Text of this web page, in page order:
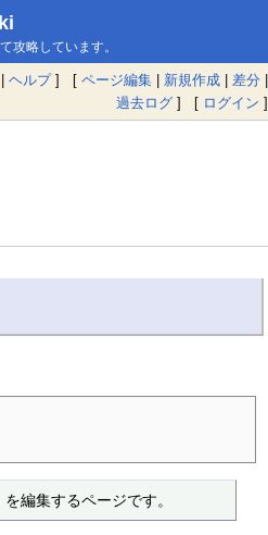
攻略しています。
| ヘルプ] [ ページ編集 | 新規作成 | 差分 |
過去ログ ] [ ログイン ]
編集するページです。